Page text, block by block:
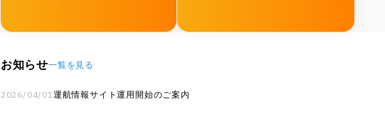
お知らせ一覧を見る
2026/04/01運航情報サイト運用開始のご案内